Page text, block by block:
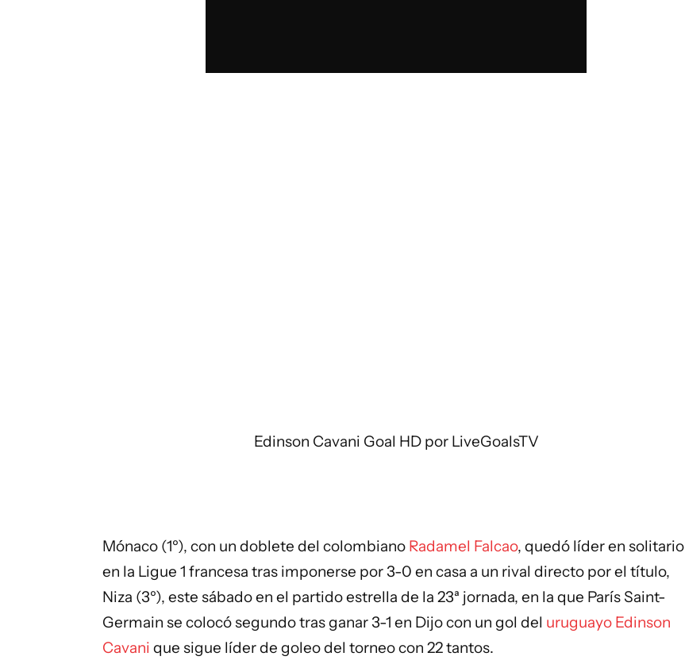
Edinson Cavani Goal HD por LiveGoalsTV
Mónaco (1º), con un doblete del colombiano Radamel Falcao, quedó líder en solitario
en la Ligue 1 francesa tras imponerse por 3-0 en casa a un rival directo por el título,
Niza (3º), este sábado en el partido estrella de la 23ª jornada, en la que París Saint-
Germain se colocó segundo tras ganar 3-1 en Dijo con un gol del uruguayo Edinson
Cavani que sigue líder de goleo del torneo con 22 tantos.